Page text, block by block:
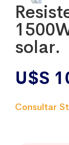
solar.
U$S